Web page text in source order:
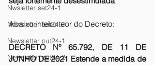
Nwsletter set24-1
Newsletter set24-2
Newsletter out24-1
Newsletter out24-2
Abaixo inteiro teor do Decreto:
DECRETO Nº 65.792, DE 11 DE
JUNHO DE 2021 Estende a medida de